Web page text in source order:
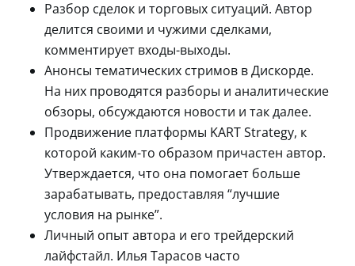
Разбор сделок и торговых ситуаций. Автор
делится своими и чужими сделками,
комментирует входы-выходы.
Анонсы тематических стримов в Дискорде.
На них проводятся разборы и аналитические
обзоры, обсуждаются новости и так далее.
Продвижение платформы KART Strategy, к
которой каким-то образом причастен автор.
Утверждается, что она помогает больше
зарабатывать, предоставляя “лучшие
условия на рынке”.
Личный опыт автора и его трейдерский
лайфстайл. Илья Тарасов часто